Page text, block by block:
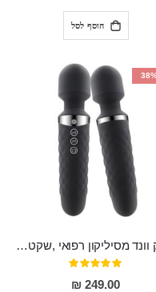
הוסף לסל
מגיק וונד מסיליקון רפואי ,שקט במיוחד, נטען בעל 10 מהירויות שונות "Erna"
דירוג:
100%
249.00 ₪